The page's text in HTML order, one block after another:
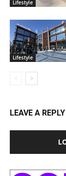
Lifestyle
Lifestyle
LEAVE A REPLY